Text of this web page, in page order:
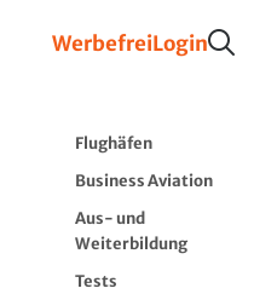
WerbefreiLogin
Flughäfen
Business Aviation
Aus- und
Weiterbildung
Tests